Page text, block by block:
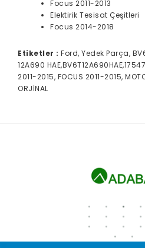
Focus 2011-2013
Elektirik Tesisat Çeşitleri
Focus 2014-2018
Etiketler : Ford, Yedek Parça,
12A690
2011-2015, FOCUS 2011-2015,
ORJİNAL